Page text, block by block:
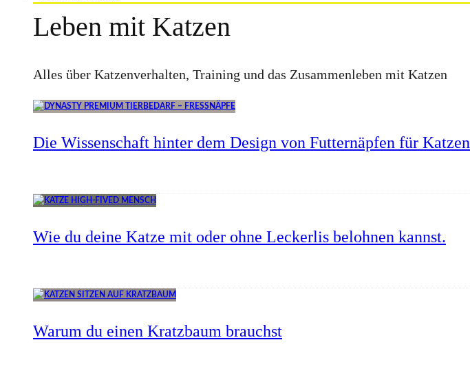
Leben mit Katzen
Alles über Katzenverhalten, Training und das Zusammenleben mit Katzen
Die Wissenschaft hinter dem Design von Futternäpfen für Katzen
Wie du deine Katze mit oder ohne Leckerlis belohnen kannst.
Warum du einen Kratzbaum brauchst